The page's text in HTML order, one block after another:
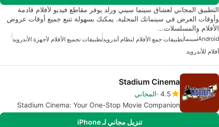
التطبيق المجاني لعشاق سينما سيني ورلد يوفر مقاطع فيديو لأفلام قادمة
وأوقات العرض في سينماتك المحلية. يمكنك بسهولة تتبع جميع أوقات عروض
الأفلام والمسلسلات…
Androidسينماتطبيقات جمع الأفلام لنظام أندرويدتطبيقات تجميع الأفلام لأجهزة الأندرويد
أفلام للأندرويد
Stadium Cinema
4.5 المجاني
Stadium Cinema: Your One-Stop Movie Companion
تنزيل مجاني لـ iPhone